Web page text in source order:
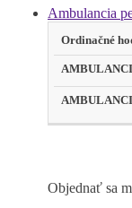
Ambulancia
Ordinačné
hodiny
Objednať sa